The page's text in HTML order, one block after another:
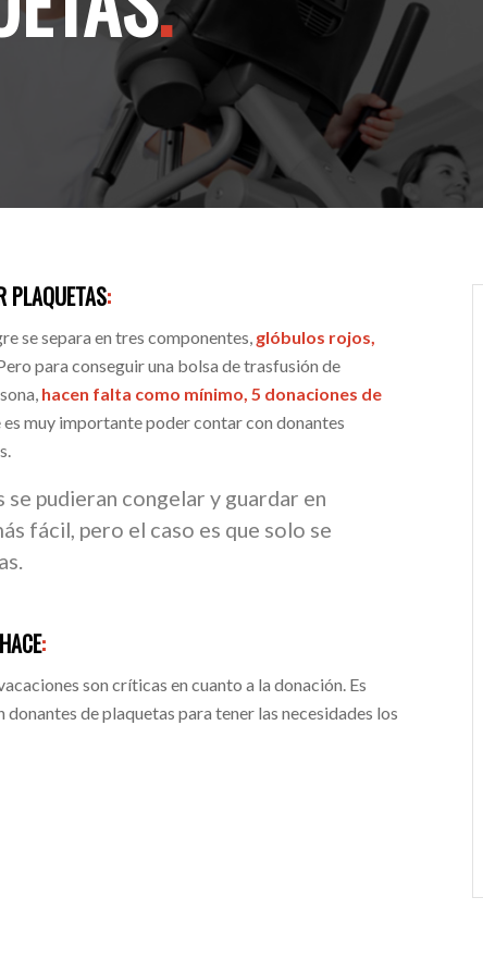
PLAQUETAS:
se separa en tres componentes, glóbulos rojos,
Pero para conseguir una bolsa de trasfusión de
hacen falta como mínimo, 5 donaciones de
es muy importante poder contar con donantes
se pudieran congelar y guardar en
fácil, pero el caso es que solo se
:
son críticas en cuanto a la donación. Es
donantes de plaquetas para tener las necesidades los